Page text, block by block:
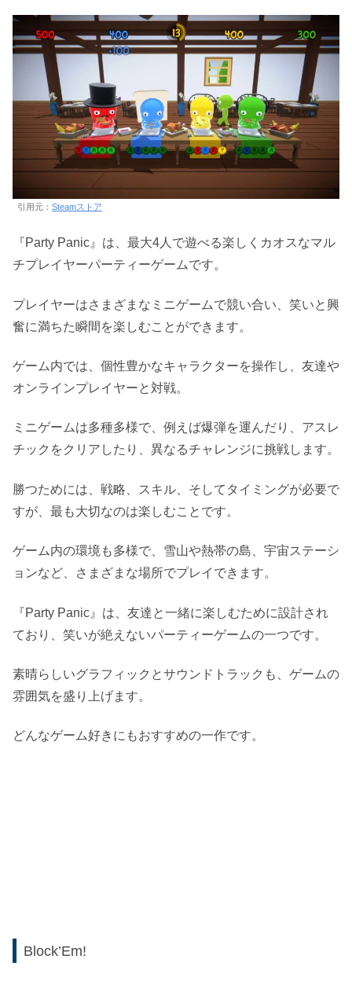
引用元： Steamストア
『Party Panic』は、最大4人で遊べる楽しくカオスなマル
チプレイヤーパーティーゲームです。
プレイヤーはさまざまなミニゲームで競い合い、笑いと興
奮に満ちた瞬間を楽しむことができます。
ゲーム内では、個性豊かなキャラクターを操作し、友達や
オンラインプレイヤーと対戦。
ミニゲームは多種多様で、例えば爆弾を運んだり、アスレ
チックをクリアしたり、異なるチャレンジに挑戦します。
勝つためには、戦略、スキル、そしてタイミングが必要で
すが、最も大切なのは楽しむことです。
ゲーム内の環境も多様で、雪山や熱帯の島、宇宙ステーシ
ョンなど、さまざまな場所でプレイできます。
『Party Panic』は、友達と一緒に楽しむために設計され
ており、笑いが絶えないパーティーゲームの一つです。
素晴らしいグラフィックとサウンドトラックも、ゲームの
雰囲気を盛り上げます。
どんなゲーム好きにもおすすめの一作です。
Block’Em!